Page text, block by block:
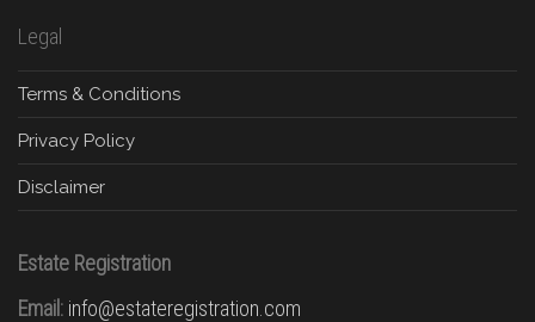
Legal
Terms & Conditions
Privacy Policy
Disclaimer
Estate Registration
Email: info@estateregistration.com